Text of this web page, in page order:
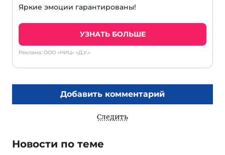
Яркие эмоции гарантированы!
УЗНАТЬ БОЛЬШЕ
Реклама: ООО «НИЦ» «Д.У.»
Добавить комментарий
Следить
Новости по теме